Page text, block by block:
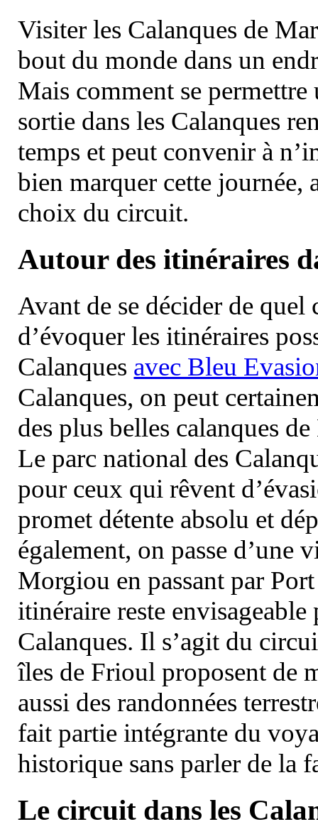
Visiter les Calanques de
bout du monde dans un
Mais comment se permettre
sortie dans les Calanques
temps et peut convenir à
bien marquer cette journée,
choix du circuit.
Autour des itinéraires
Avant de se décider de
d’évoquer les itinéraires
Calanques avec Bleu
Calanques, on peut
des plus belles calanques
Le parc national des
pour ceux qui rêvent
promet détente absolu et
également, on passe d’une
Morgiou en passant par
itinéraire reste
Calanques. Il s’agit du
îles de Frioul proposent de
aussi des randonnées
fait partie intégrante du
historique sans parler de la
Le circuit dans les